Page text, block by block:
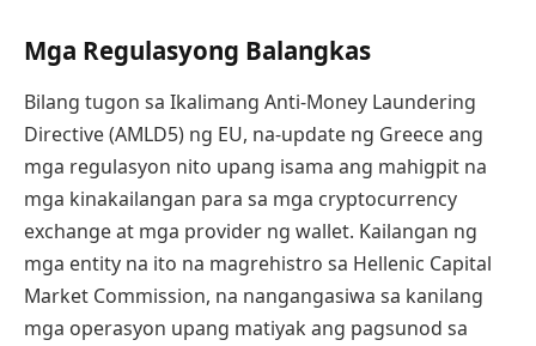
Mga Regulasyong Balangkas
Bilang tugon sa Ikalimang Anti-Money Laundering
Directive (AMLD5) ng EU, na-update ng Greece ang
mga regulasyon nito upang isama ang mahigpit na
mga kinakailangan para sa mga cryptocurrency
exchange at mga provider ng wallet. Kailangan ng
mga entity na ito na magrehistro sa Hellenic Capital
Market Commission, na nangangasiwa sa kanilang
mga operasyon upang matiyak ang pagsunod sa